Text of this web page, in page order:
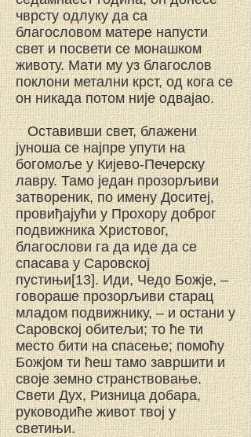
чврсту одлуку да са
благословом матере напусти
свет и посвети се монашком
животу. Мати му уз благослов
поклони метални крст, од кога се
он никада потом није одвајао.
Оставивши свет, блажени
јуноша се најпре упути на
богомоље у Кијево-Печерску
лавру. Тамо један прозорљиви
затвореник, по имену Доситеј,
провиђајући у Прохору доброг
подвижника Христовог,
благослови га да иде да се
спасава у Саровској
пустињи[13]. Иди, Чедо Божје, –
говораше прозорљиви старац
младом подвижнику, – и остани у
Саровској обитељи; то ће ти
место бити на спасење; помоћу
Божјом ти ћеш тамо завршити и
своје земно странствовање.
Свети Дух, Ризница добара,
руководиће живот твој у
светињи.